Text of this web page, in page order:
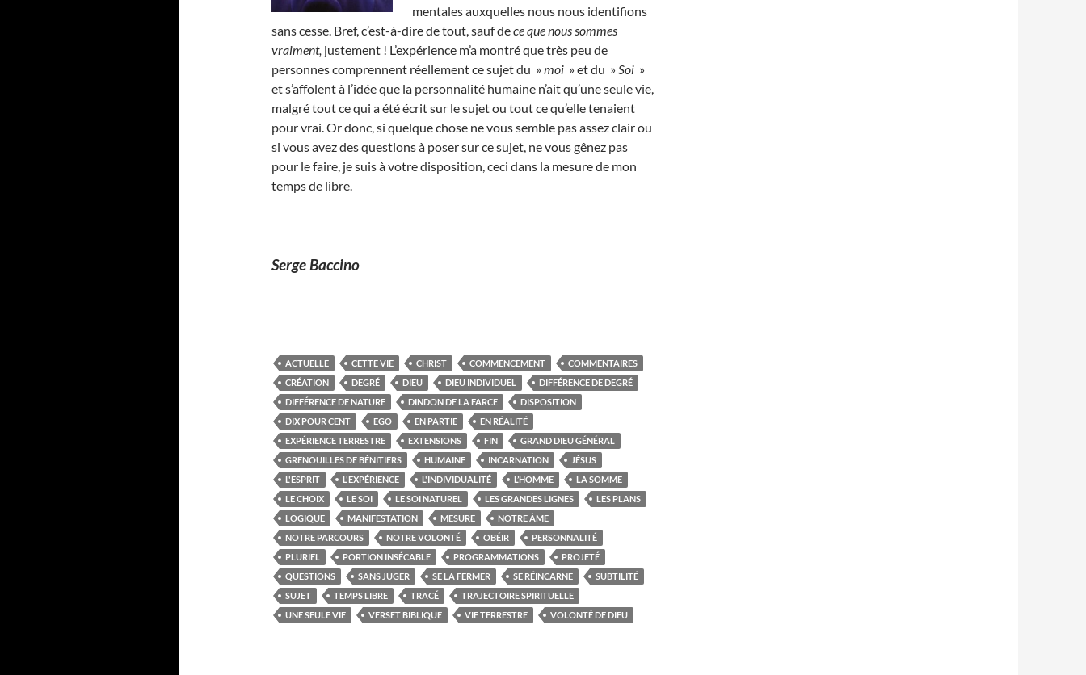
mentales auxquelles nous nous identifions
sans cesse. Bref, c’est-à-dire de tout, sauf dece que nous sommes
vraiment, justement ! L’expérience m’a montré que très peu de
personnes comprennent réellement ce sujet du »moi » et du »Soi »
et s’affolent à l’idée que la personnalité humaine n’ait qu’une seule vie,
malgré tout ce qui a été écrit sur le sujet ou tout ce qu’elle tenaient
pour vrai. Or donc, si quelque chose ne vous semble pas assez clair ou
si vous avez des questions à poser sur ce sujet, ne vous gênez pas
pour le faire, je suis à votre disposition, ceci dans la mesure de mon
temps de libre.
Serge Baccino
ACTUELLE CETTE VIE CHRIST COMMENCEMENT
COMMENTAIRES
CRÉATION
DEGRÉ DIEU DIEU INDIVIDUEL
DIFFÉRENCE DE DEGRÉ
DIFFÉRENCE DE NATURE
DINDON DE LA FARCE
DISPOSITION
DIX POUR CENT
EGO EN PARTIE
EN RÉALITÉ
EXPÉRIENCE TERRESTRE
EXTENSIONS FIN
GRAND DIEU GÉNÉRAL
GRENOUILLES DE BÉNITIERS
HUMAINE INCARNATION
JÉSUS
L'ESPRIT
L'EXPÉRIENCE L'INDIVIDUALITÉ L’HOMME
LA SOMME
LE CHOIX
LE SOI LE SOI NATUREL LES GRANDES LIGNES
LES PLANS
LOGIQUE
MANIFESTATION MESURE
NOTRE ÂME
NOTRE PARCOURS
NOTRE VOLONTÉ OBÉIR
PERSONNALITÉ
PLURIEL
PORTION INSÉCABLE PROGRAMMATIONS
PROJETÉ
QUESTIONS
SANS JUGER SE LA FERMER SE RÉINCARNE
SUBTILITÉ
SUJET
TEMPS LIBRE TRACÉ
TRAJECTOIRE SPIRITUELLE
UNE SEULE VIE
VERSET BIBLIQUE VIE TERRESTRE VOLONTÉ DE DIEU